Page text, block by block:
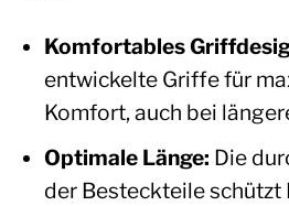
Komfortables
entwickelte Griffe für
Komfort, auch bei
Optimale Länge: Die
der Besteckteile